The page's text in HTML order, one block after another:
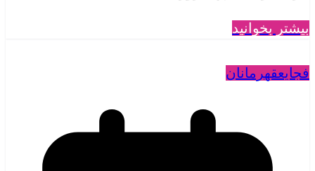
بیشتر بخوانید
فجایعقهرمانان